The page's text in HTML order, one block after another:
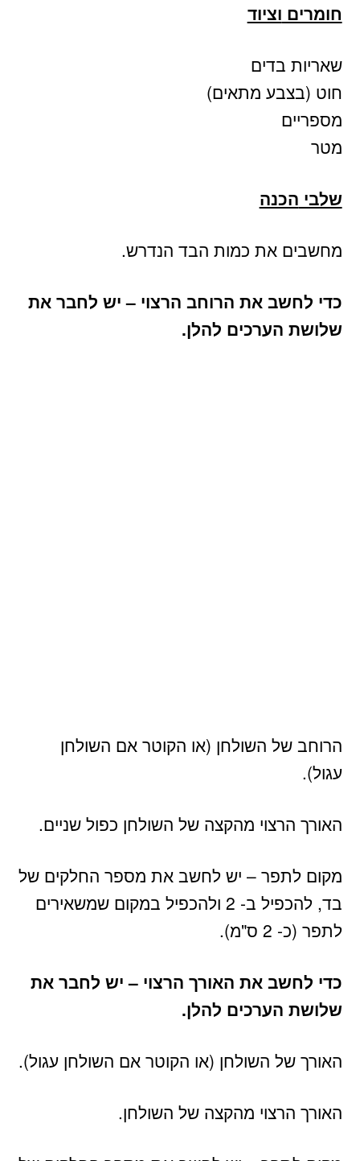
חומרים וציוד
שאריות בדים
חוט (בצבע מתאים)
מספריים
מטר
שלבי הכנה
מחשבים את כמות הבד הנדרש.
כדי לחשב את הרוחב הרצוי – יש לחבר את
שלושת הערכים להלן.
הרוחב של השולחן (או הקוטר אם השולחן
עגול).
האורך הרצוי מהקצה של השולחן כפול שניים.
מקום לתפר – יש לחשב את מספר החלקים של
בד, להכפיל ב- 2 ולהכפיל במקום שמשאירים
לתפר (כ- 2 ס"מ).
כדי לחשב את האורך הרצוי – יש לחבר את
שלושת הערכים להלן.
האורך של השולחן (או הקוטר אם השולחן עגול).
האורך הרצוי מהקצה של השולחן.